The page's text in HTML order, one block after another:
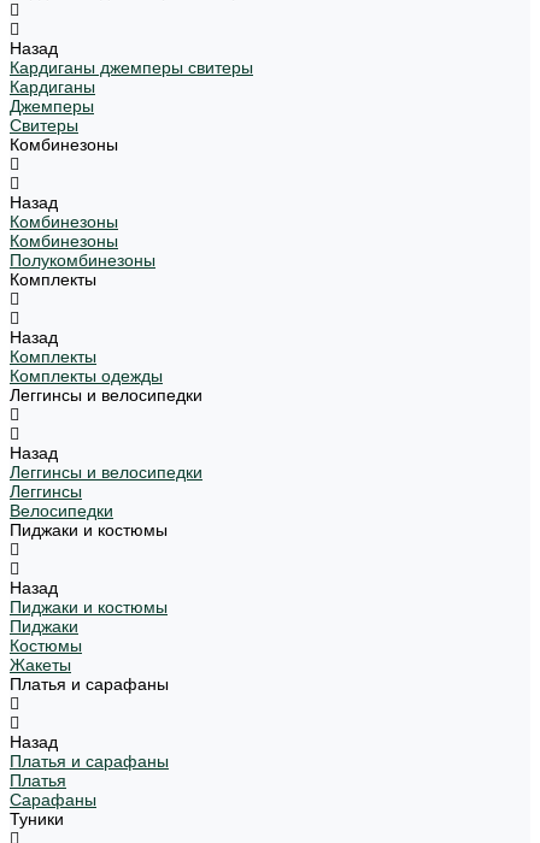
Назад
Кардиганы джемперы свитеры
Кардиганы
Джемперы
Свитеры
Комбинезоны
Назад
Комбинезоны
Комбинезоны
Полукомбинезоны
Комплекты
Назад
Комплекты
Комплекты одежды
Леггинсы и велосипедки
Назад
Леггинсы и велосипедки
Леггинсы
Велосипедки
Пиджаки и костюмы
Назад
Пиджаки и костюмы
Пиджаки
Костюмы
Жакеты
Платья и сарафаны
Назад
Платья и сарафаны
Платья
Сарафаны
Туники